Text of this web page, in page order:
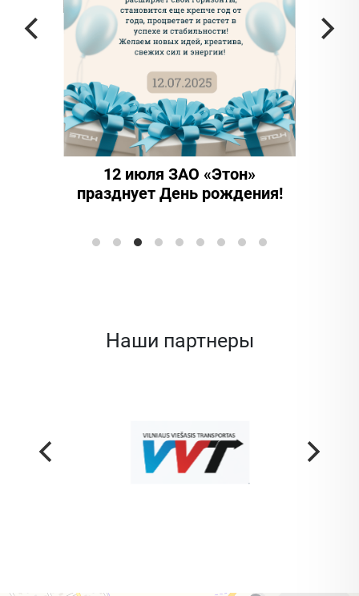
12 июля ЗАО «Этон»
празднует День рождения!
Наши партнеры